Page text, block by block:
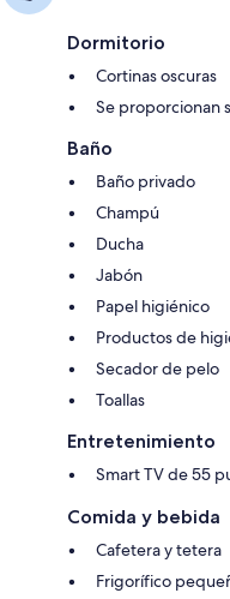
Dormitorio
Cortinas oscuras
Se proporcionan
Baño
Baño privado
Champú
Ducha
Jabón
Papel higiénico
Productos de
Secador de pelo
Toallas
Entretenimiento
Smart TV de 55
Comida y bebida
Cafetera y tetera
Frigorífico